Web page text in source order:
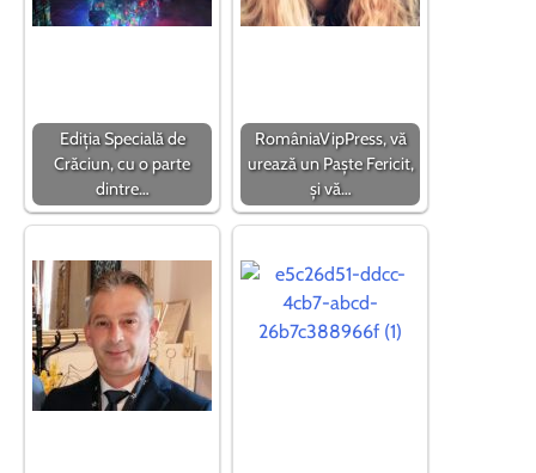
Ediția Specială de
Crăciun, cu o parte
dintre…
RomâniaVipPress, vă
urează un Paște Fericit,
și vă…